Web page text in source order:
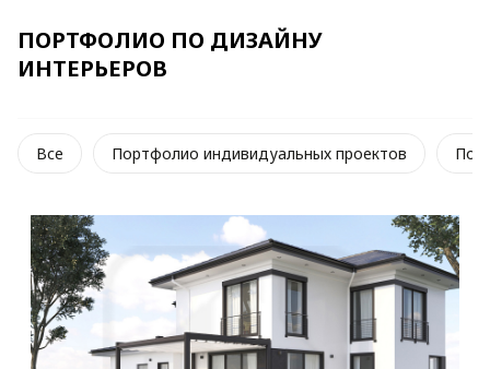
ПОРТФОЛИО ПО ДИЗАЙНУ
ИНТЕРЬЕРОВ
Все Портфолио индивидуальных проектов